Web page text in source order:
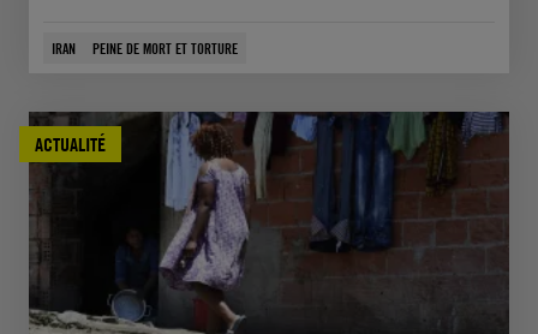
IRAN PEINE DE MORT ET TORTURE
ACTUALITÉ